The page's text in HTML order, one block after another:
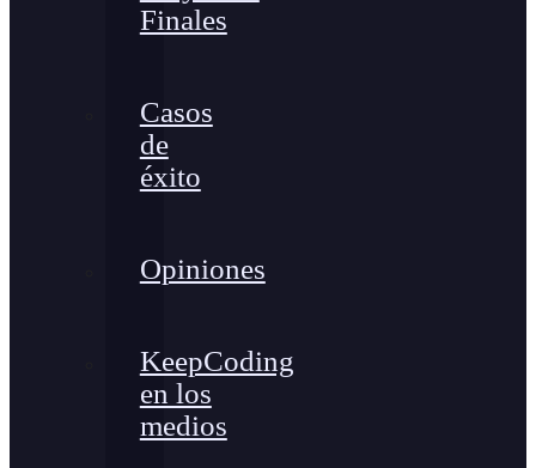
Finales
Casos
de
éxito
Opiniones
KeepCoding
en los
medios